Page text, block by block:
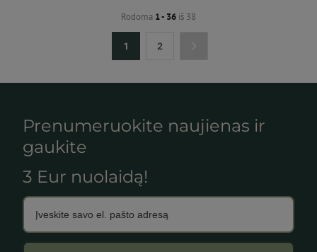
Rodoma 1 - 36 iš 38
1 2
Prenumeruokite naujienas ir
gaukite
3 Eur nuolaidą!